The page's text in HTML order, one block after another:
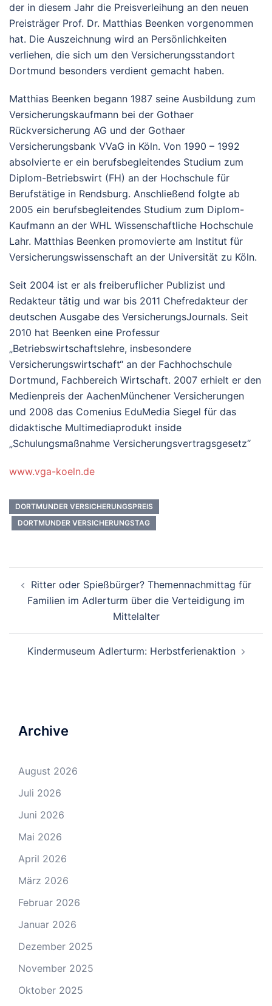
der in diesem Jahr die Preisverleihung an den neuen
Preisträger Prof. Dr. Matthias Beenken vorgenommen
hat. Die Auszeichnung wird an Persönlichkeiten
verliehen, die sich um den Versicherungsstandort
Dortmund besonders verdient gemacht haben.
Matthias Beenken begann 1987 seine Ausbildung zum
Versicherungskaufmann bei der Gothaer
Rückversicherung AG und der Gothaer
Versicherungsbank VVaG in Köln. Von 1990 – 1992
absolvierte er ein berufsbegleitendes Studium zum
Diplom-Betriebswirt (FH) an der Hochschule für
Berufstätige in Rendsburg. Anschließend folgte ab
2005 ein berufsbegleitendes Studium zum Diplom-
Kaufmann an der WHL Wissenschaftliche Hochschule
Lahr. Matthias Beenken promovierte am Institut für
Versicherungswissenschaft an der Universität zu Köln.
Seit 2004 ist er als freiberuflicher Publizist und
Redakteur tätig und war bis 2011 Chefredakteur der
deutschen Ausgabe des VersicherungsJournals. Seit
2010 hat Beenken eine Professur
„Betriebswirtschaftslehre, insbesondere
Versicherungswirtschaft“ an der Fachhochschule
Dortmund, Fachbereich Wirtschaft. 2007 erhielt er den
Medienpreis der AachenMünchener Versicherungen
und 2008 das Comenius EduMedia Siegel für das
didaktische Multimediaprodukt inside
„Schulungsmaßnahme Versicherungsvertragsgesetz“
www.vga-koeln.de
DORTMUNDER VERSICHERUNGSPREIS
DORTMUNDER VERSICHERUNGSTAG
Navigation
Ritter oder Spießbürger? Themennachmittag für
Familien im Adlerturm über die Verteidigung im
Mittelalter
Kindermuseum Adlerturm: Herbstferienaktion
Archive
August 2026
Juli 2026
Juni 2026
Mai 2026
April 2026
März 2026
Februar 2026
Januar 2026
Dezember 2025
November 2025
Oktober 2025